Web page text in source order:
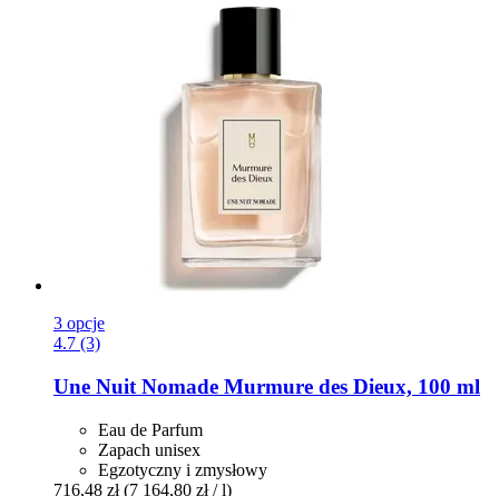
3 opcje
4.7 (3)
Une Nuit Nomade Murmure des Dieux, 100 ml
Eau de Parfum
Zapach unisex
Egzotyczny i zmysłowy
716,48 zł (7 164,80 zł / l)